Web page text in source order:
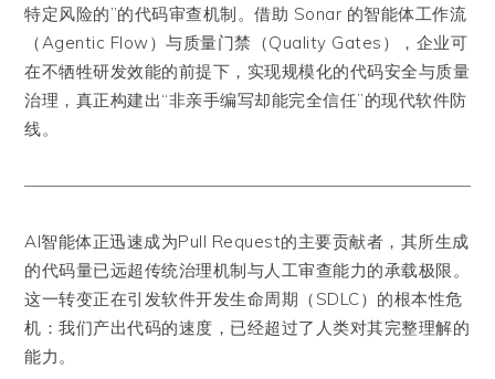
特定风险的”的代码审查机制。借助 Sonar 的智能体工作流
（Agentic Flow）与质量门禁（Quality Gates），企业可
在不牺牲研发效能的前提下，实现规模化的代码安全与质量
治理，真正构建出“非亲手编写却能完全信任”的现代软件防
线。
AI智能体正迅速成为Pull Request的主要贡献者，其所生成
的代码量已远超传统治理机制与人工审查能力的承载极限。
这一转变正在引发软件开发生命周期（SDLC）的根本性危
机：我们产出代码的速度，已经超过了人类对其完整理解的
能力。